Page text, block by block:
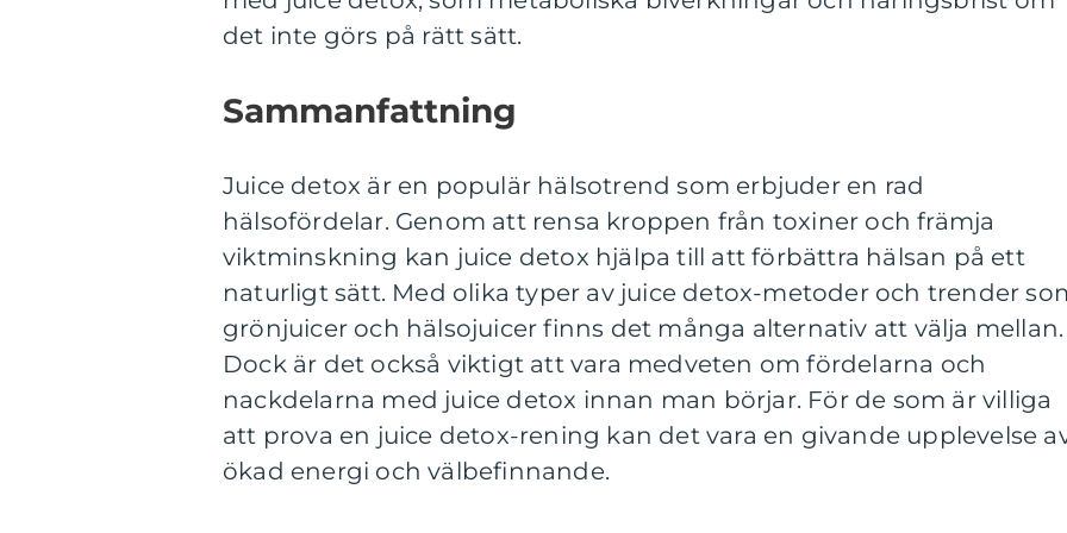
det inte görs på rätt sätt.
Sammanfattning
Juice detox är en populär hälsotrend som erbjuder en rad
hälsofördelar. Genom att rensa kroppen från toxiner och främja
viktminskning kan juice detox hjälpa till att förbättra hälsan på ett
naturligt sätt. Med olika typer av juice detox-metoder och trender
grönjuicer och hälsojuicer finns det många alternativ att välja mellan.
Dock är det också viktigt att vara medveten om fördelarna och
nackdelarna med juice detox innan man börjar. För de som är villiga
att prova en juice detox-rening kan det vara en givande upplevelse
ökad energi och välbefinnande.